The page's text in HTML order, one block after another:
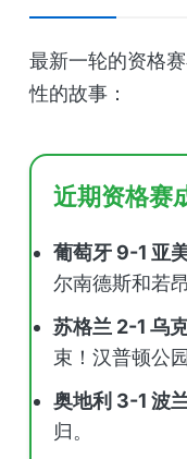
最新一轮的资格
性的故事：
近期资格赛
葡萄牙 9-1 亚
尔南德斯和若
苏格兰 2-1 乌
束！汉普顿公
奥地利 3-1 波
归。